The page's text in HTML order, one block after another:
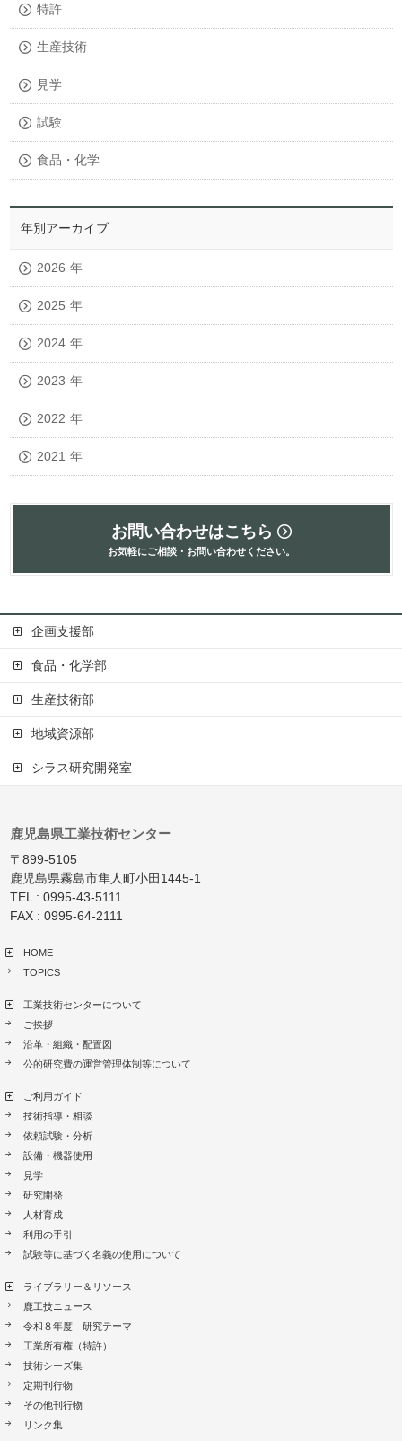
特許
生産技術
見学
試験
食品・化学
年別アーカイブ
2026 年
2025 年
2024 年
2023 年
2022 年
2021 年
お問い合わせはこちら
お気軽にご相談・お問い合わせください。
企画支援部
食品・化学部
生産技術部
地域資源部
シラス研究開発室
鹿児島県工業技術センター
〒899-5105
鹿児島県霧島市隼人町小田1445-1
TEL : 0995-43-5111
FAX : 0995-64-2111
HOME
TOPICS
工業技術センターについて
ご挨拶
沿革・組織・配置図
公的研究費の運営管理体制等について
ご利用ガイド
技術指導・相談
依頼試験・分析
設備・機器使用
見学
研究開発
人材育成
利用の手引
試験等に基づく名義の使用について
ライブラリー＆リソース
鹿工技ニュース
令和８年度 研究テーマ
工業所有権（特許）
技術シーズ集
定期刊行物
その他刊行物
リンク集